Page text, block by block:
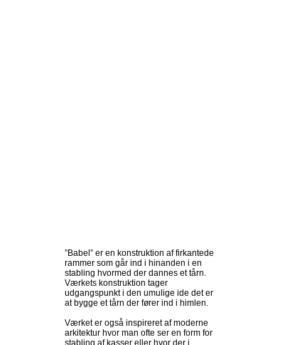
”Babel” er en konstruktion af firkantede
rammer som går ind i hinanden i en
stabling hvormed der dannes et tårn.
Værkets konstruktion tager
udgangspunkt i den umulige ide det er
at bygge et tårn der fører ind i himlen.
Værket er også inspireret af moderne
arkitektur hvor man ofte ser en form for
stabling af kasser eller hvor der i